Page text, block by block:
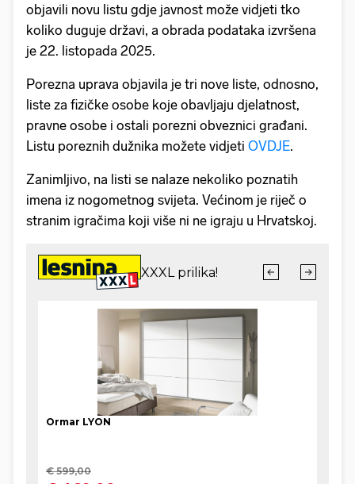
objavili novu listu gdje javnost može vidjeti tko
koliko duguje državi, a obrada podataka izvršena
je 22. listopada 2025.
Porezna uprava objavila je tri nove liste, odnosno,
liste za fizičke osobe koje obavljaju djelatnost,
pravne osobe i ostali porezni obveznici građani.
Listu poreznih dužnika možete vidjeti OVDJE.
Zanimljivo, na listi se nalaze nekoliko poznatih
imena iz nogometnog svijeta. Većinom je riječ o
stranim igračima koji više ni ne igraju u Hrvatskoj.